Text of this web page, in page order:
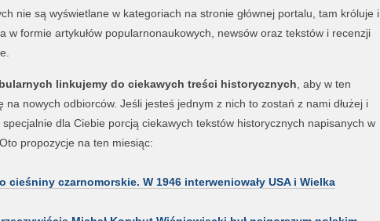
nie są wyświetlane w kategoriach na stronie głównej portalu, tam króluje i
w formie artykułów popularnonaukowych, newsów oraz tekstów i recenzji
linkujemy do ciekawych treści historycznych , aby w ten
nowych odbiorców. Jeśli jesteś jednym z nich to zostań z nami dłużej i
dla Ciebie porcją ciekawych tekstów historycznych napisanych w
propozycje na ten miesiąc:
cieśniny czarnomorskie. W 1946 interweniowały USA i Wielka